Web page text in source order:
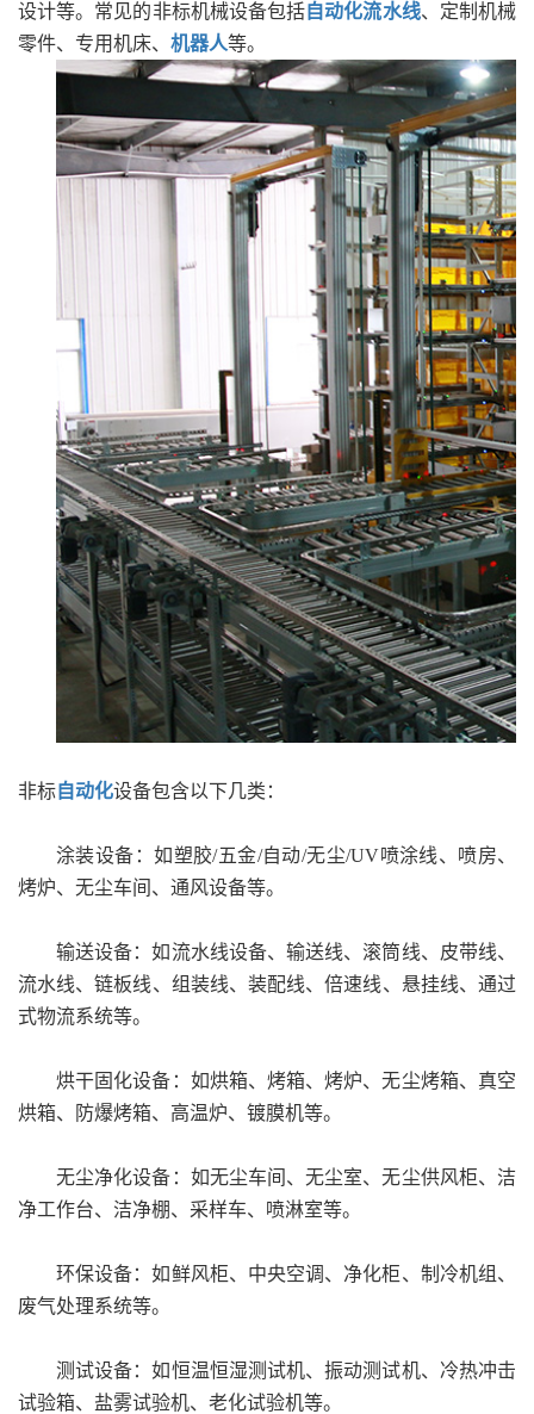
设计等。常见的非标机械设备包括自动化流水线、定制机械
零件、专用机床、 机器人等。
非标自动化设备包含以下几类：
涂装设备：如塑胶/五金/自动/无尘/UV喷涂线、喷房、
烤炉、无尘车间、通风设备等。
输送设备：如流水线设备、输送线、滚筒线、皮带线、
流水线、链板线、组装线、装配线、倍速线、悬挂线、通过
式物流系统等。
烘干固化设备：如烘箱、烤箱、烤炉、无尘烤箱、真空
烘箱、防爆烤箱、高温炉、镀膜机等。
无尘净化设备：如无尘车间、无尘室、无尘供风柜、洁
净工作台、洁净棚、采样车、喷淋室等。
环保设备：如鲜风柜、中央空调、净化柜、制冷机组、
废气处理系统等。
测试设备：如恒温恒湿测试机、振动测试机、冷热冲击
试验箱、盐雾试验机、老化试验机等。